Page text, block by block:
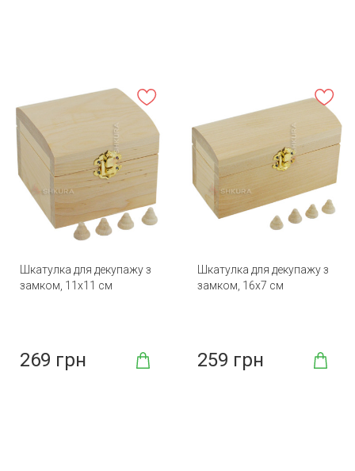
Шкатулка для декупажу з
замком, 11х11 см
269 грн
Шкатулка для декупажу з
замком, 16х7 см
259 грн